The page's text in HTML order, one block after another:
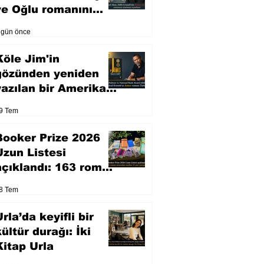
Oğlu romanını
önce
Jim'in
yeniden
bir Amerikan
Tem
Prize 2026
Listesi
163 roman
Tem
keyifli bir
durağı: İki
Urla